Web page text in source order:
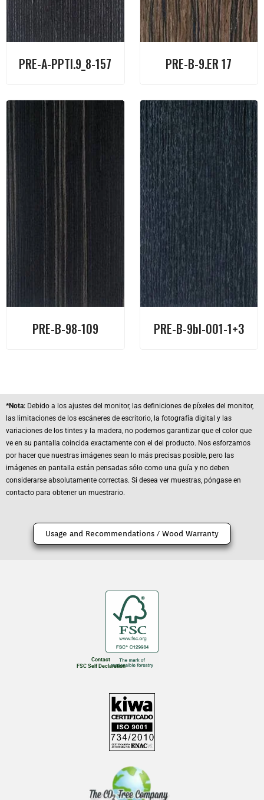
PRE-A-PPTI.9_8-157 PRE-B-9.ER 17
PRE-B-98-109 PRE-B-9bl-001-1+3
*Nota: Debido a los ajustes del monitor, las definiciones de píxeles del monitor,
las limitaciones de los escáneres de escritorio, la fotografía digital y las
variaciones de los tintes y la madera, no podemos garantizar que el color que
ve en su pantalla coincida exactamente con el del producto. Nos esforzamos
por hacer que nuestras imágenes sean lo más precisas posible, pero las
imágenes en pantalla están pensadas sólo como una guía y no deben
considerarse absolutamente correctas. Si desea ver muestras, póngase en
contacto para obtener un muestrario.
Usage and Recommendations / Wood Warranty
Contact
FSC Self Declaration